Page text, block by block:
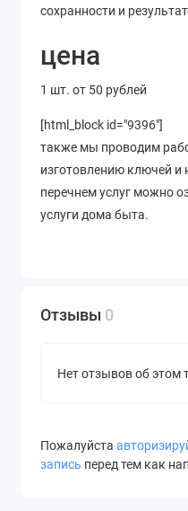
сохранности и
цена
1 шт. от 50 рублей
[html_block id="9396"]
также мы проводим
изготовлению ключей и
перечнем услуг можно
услуги дома быта.
Отзывы 0
Нет отзывов об этом
Пожалуйста
запись перед тем как